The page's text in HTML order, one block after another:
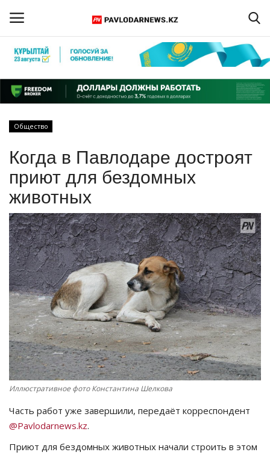
Регистрация
Главная
ПАВЛОДАРСКАЯ ОБЛАСТЬ
КАЗАХСТАН
МИР
СПЕЦПРОЕКТЫ
СПОРТ
Чек-лист
РАЗВЛЕЧЕНИЯ
OFFICIAL
Курултай
Язык
Общество
Когда в Павлодаре достроят
приют для бездомных
животных
Иллюстративное фото Константина Шелкова
Часть работ уже завершили, передаёт корреспондент
@Pavlodarnews.kz.
Приют для бездомных животных начали строить в этом